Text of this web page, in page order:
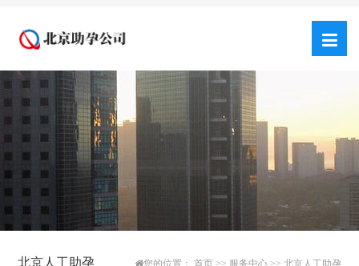
北京人工助孕 您的位置： 首页>> 服务中心>> 北京人工助孕